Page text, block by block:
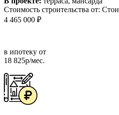
Стоимость строительства от:
4 465 000 ₽
в ипотеку от
18 825р/мес.